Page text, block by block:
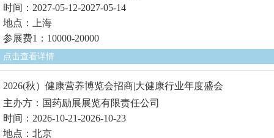
时间：2027-05-12-2027-05-14
地点：上海
参展费1：10000-20000
点击查看详情
2026(秋）健康营养博览会招商|大健康行业年度盛会
主办方：国药励展展览有限责任公司
时间：2026-10-21-2026-10-23
地点：北京